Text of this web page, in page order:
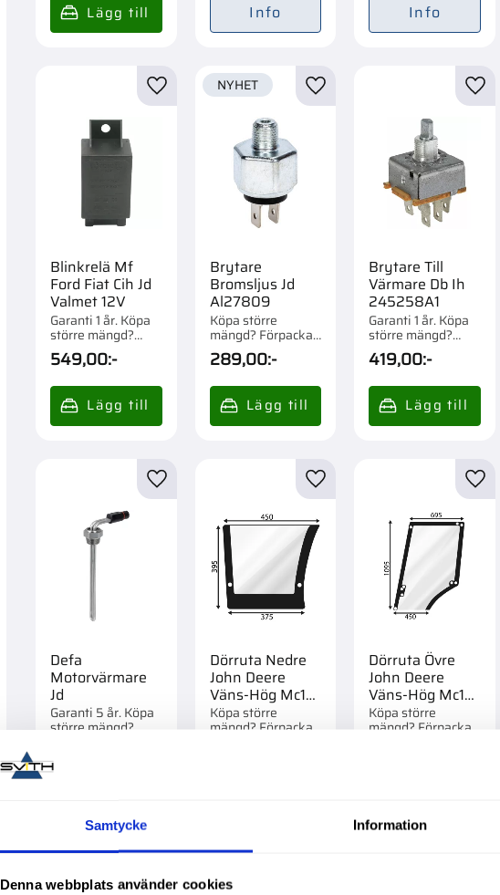
Samtycke Information
Denna webbplats använder cookies
Info Info
Blinkrelä Mf
Ford Fiat Cih Jd
Valmet 12V
Garanti 1 år. Köpa
större mängd?
Förpackad om 1 st.
549,00:-
Lägg till i favoriter
Brytare
Bromsljus Jd
Al27809
Köpa större
mängd? Förpackad
om 1 st.
289,00:-
NYHET Lägg till i favoriter
Brytare Till
Värmare Db Ih
245258A1
Garanti 1 år. Köpa
större mängd?
Förpackad om 1 st.
419,00:-
Defa
Motorvärmare
Jd
Garanti 5 år. Köpa
större mängd?
st.
Lägg till i favoriter
Dörruta Nedre
John Deere
Väns-Hög Mc1
Cc2
Köpa större
mängd? Förpackad
Lägg till i favoriter
Dörruta Övre
John Deere
Väns-Hög Mc1
Cc2
Köpa större
mängd? Förpackad
Lägg till i favoriter